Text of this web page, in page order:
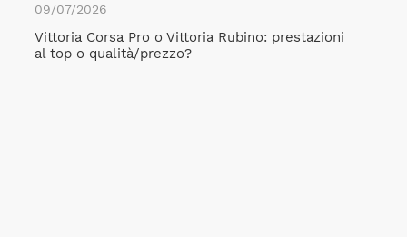
09/07/2026
Vittoria Corsa Pro o Vittoria Rubino: prestazioni
al top o qualità/prezzo?